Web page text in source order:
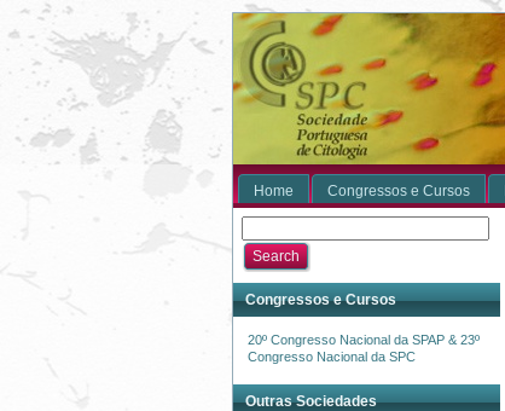
Home Congressos e Cursos
Congressos e Cursos
20º Congresso Nacional da SPAP & 23º
Congresso Nacional da SPC
Outras Sociedades